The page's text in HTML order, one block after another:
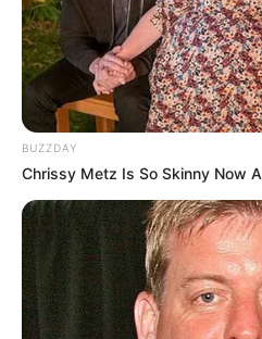
BUZZDAY
Chrissy Metz Is So Skinny Now